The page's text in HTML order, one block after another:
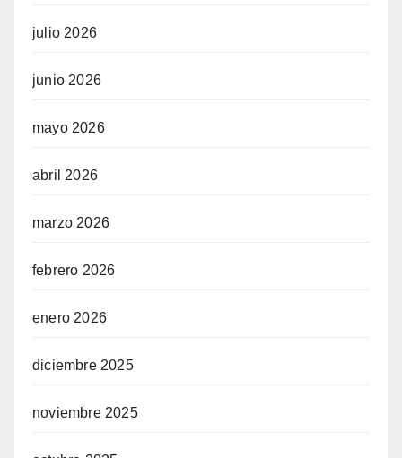
julio 2026
junio 2026
mayo 2026
abril 2026
marzo 2026
febrero 2026
enero 2026
diciembre 2025
noviembre 2025